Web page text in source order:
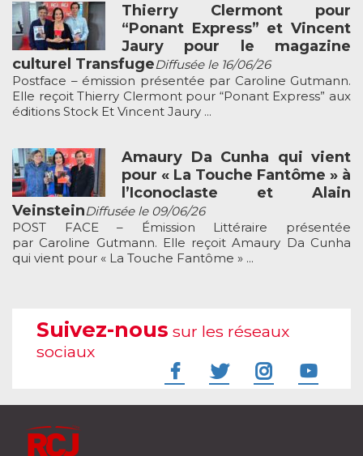
Thierry Clermont pour
“Ponant Express” et Vincent
Jaury pour le magazine
culturel TransfugeDiffusée le 16/06/26
Postface – émission présentée par Caroline Gutmann.
Elle reçoit Thierry Clermont pour “Ponant Express” aux
éditions Stock Et Vincent Jaury ...
Amaury Da Cunha qui vient
pour « La Touche Fantôme » à
l’Iconoclaste et Alain
VeinsteinDiffusée le 09/06/26
POST FACE – Émission Littéraire présentée
par Caroline Gutmann. Elle reçoit Amaury Da Cunha
qui vient pour « La Touche Fantôme » ...
Suivez-nous sur les réseaux
sociaux